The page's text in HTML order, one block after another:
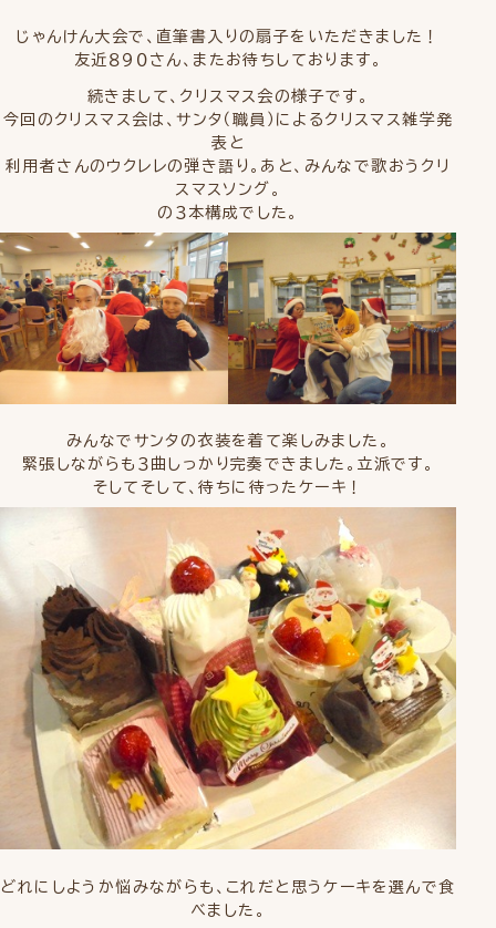
じゃんけん大会で、直筆書入りの扇子をいただきました！
友近８９０さん、またお待ちしております。
続きまして、クリスマス会の様子です。
今回のクリスマス会は、サンタ（職員）によるクリスマス雑学発
表と
利用者さんのウクレレの弾き語り。あと、みんなで歌おうクリ
スマスソング。
の３本構成でした。
みんなでサンタの衣装を着て楽しみました。
緊張しながらも３曲しっかり完奏できました。立派です。
そしてそして、待ちに待ったケーキ！
どれにしようか悩みながらも、これだと思うケーキを選んで食
べました。